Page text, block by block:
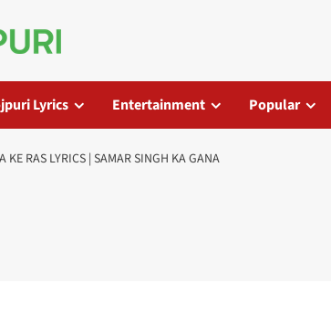
Lyrics Entertainment Popular
KE RAS LYRICS | SAMAR SINGH KA GANA